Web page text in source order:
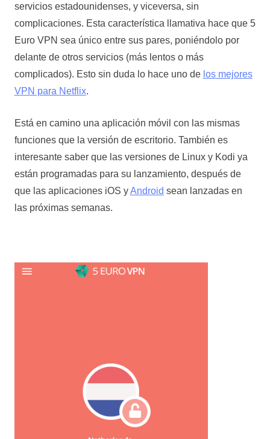
servicios estadounidenses, y viceversa, sin
complicaciones. Esta característica llamativa hace que 5
Euro VPN sea único entre sus pares, poniéndolo por
delante de otros servicios (más lentos o más
complicados). Esto sin duda lo hace uno de los mejores
VPN para Netflix.
Está en camino una aplicación móvil con las mismas
funciones que la versión de escritorio. También es
interesante saber que las versiones de Linux y Kodi ya
están programadas para su lanzamiento, después de
que las aplicaciones iOS yAndroid sean lanzadas en
las próximas semanas.